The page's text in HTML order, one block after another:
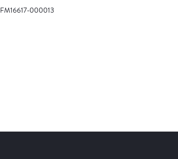
FM16617-000013